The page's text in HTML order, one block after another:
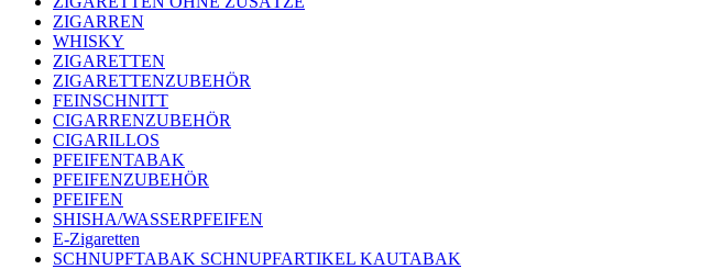
ZIGARREN
WHISKY
ZIGARETTEN
ZIGARETTENZUBEHÖR
FEINSCHNITT
CIGARRENZUBEHÖR
CIGARILLOS
PFEIFENTABAK
PFEIFENZUBEHÖR
PFEIFEN
SHISHA/WASSERPFEIFEN
E-Zigaretten
SCHNUPFTABAK SCHNUPFARTIKEL KAUTABAK